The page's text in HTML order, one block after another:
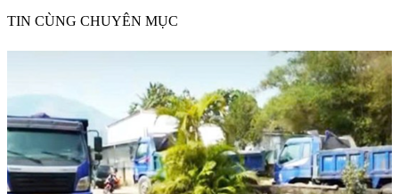
TIN CÙNG CHUYÊN MỤC